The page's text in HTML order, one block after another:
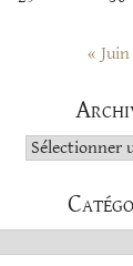
« Juin
Archives